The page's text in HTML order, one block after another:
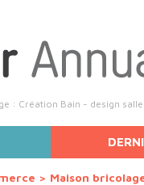
: Création Bain - design
> Maison